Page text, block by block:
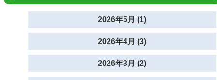
2026年5月 (1)
2026年4月 (3)
2026年3月 (2)